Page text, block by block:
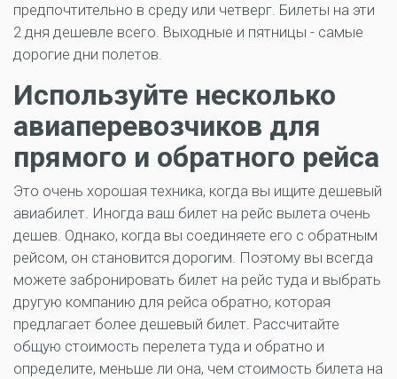
предпочтительно в среду или четверг. Билеты на эти
2 дня дешевле всего. Выходные и пятницы - самые
дорогие дни полетов.
Используйте несколько
авиаперевозчиков для
прямого и обратного рейса
Это очень хорошая техника, когда вы ищите дешевый
авиабилет. Иногда ваш билет на рейс вылета очень
дешев. Однако, когда вы соединяете его с обратным
рейсом, он становится дорогим. Поэтому вы всегда
можете забронировать билет на рейс туда и выбрать
другую компанию для рейса обратно, которая
предлагает более дешевый билет. Рассчитайте
общую стоимость перелета туда и обратно и
определите, меньше ли она, чем стоимость билета на